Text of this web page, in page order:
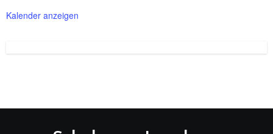
Kalender anzeigen